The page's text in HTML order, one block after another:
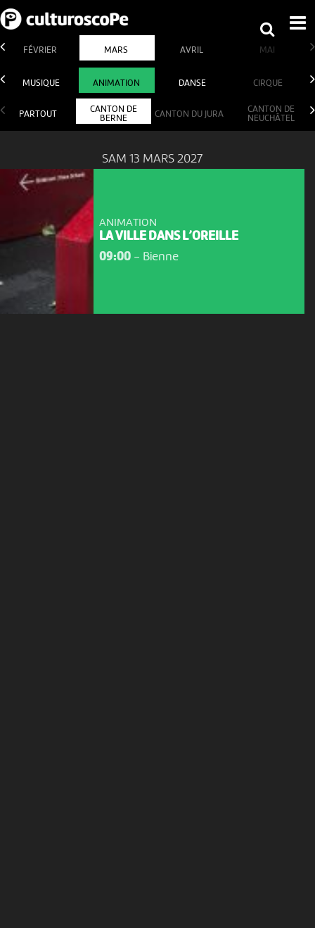
FÉVRIER MARS AVRIL MAI
MUSIQUE ANIMATION DANSE CIRQUE
PARTOUT
CANTON DE
BERNE
CANTON DU JURA
CANTON DE
NEUCHÂTEL
SAM 13 MARS 2027
ANIMATION
LA VILLE DANS L’OREILLE
09:00- Bienne